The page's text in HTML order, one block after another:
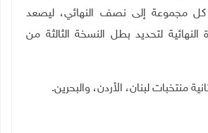
كل مجموعة إلى نصف النهائي، ليصعد
النهائية لتحديد بطل النسخة الثالثة من
منتخبات لبنان، الأردن، والبحرين.